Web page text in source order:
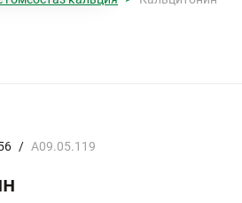
/ A09.05.119